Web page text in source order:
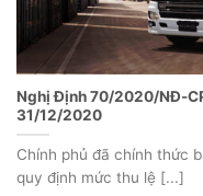
Nghị Định 70/2020/NĐ-
31/12/2020
Chính phủ đã chính thức
quy định mức thu lệ [...]